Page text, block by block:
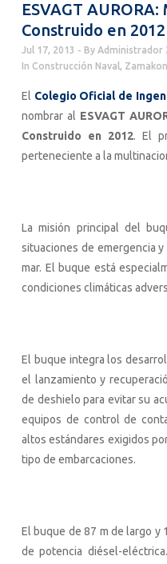
ESVAGT
Construido en 2012
Jul 17, 2013 By Administrador
In Construcción Naval,
El Colegio Oficial de
nombrar al ESVAGT
Construido en 2012. El
perteneciente a la
La misión principal del
situaciones de emergencia
mar. El buque está
condiciones climáticas
El buque integra los
el lanzamiento y
de deshielo para evitar su
equipos de control de
altos estándares exigidos
tipo de embarcaciones.
El buque de 87 m de largo y
de potencia diésel-